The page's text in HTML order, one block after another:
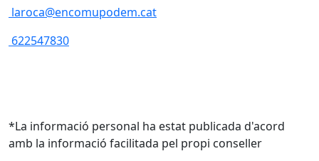
laroca@encomupodem.cat
622547830
*La informació personal ha estat publicada d'acord
amb la informació facilitada pel propi conseller